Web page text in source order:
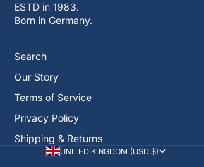
ESTD in 1983.
Born in Germany.
Search
Our Story
Terms of Service
Privacy Policy
Shipping & Returns
UNITED KINGDOM (USD $)